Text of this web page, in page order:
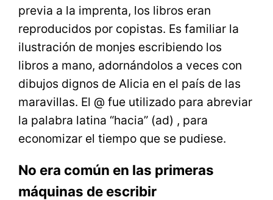
previa a la imprenta, los libros eran
reproducidos por copistas. Es familiar la
ilustración de monjes escribiendo los
libros a mano, adornándolos a veces con
dibujos dignos de Alicia en el país de las
maravillas. El @ fue utilizado para abreviar
la palabra latina “hacia” (ad) , para
economizar el tiempo que se pudiese.
No era común en las primeras
máquinas de escribir